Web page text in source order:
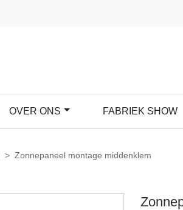
OVER ONS FABRIEK SHOW
> Zonnepaneel montage middenklem